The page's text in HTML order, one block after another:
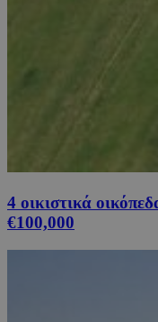
4 οικιστικά
€100,000